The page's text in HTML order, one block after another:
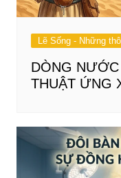
Lẽ Sống - Những
DÒNG
THUẬT ỨNG